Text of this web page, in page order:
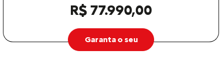
R$ 77.990,00
Garanta o seu